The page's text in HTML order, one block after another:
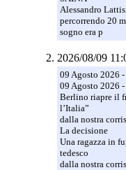
Alessandro
percorrendo 20
sogno era p
2026/08/09
09 Agosto 2026
09 Agosto 2026
Berlino riapre il
l’Italia”
dalla nostra
La decisione
Una ragazza in
tedesco
dalla nostra